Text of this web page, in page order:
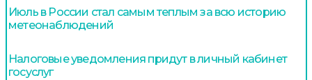
Июль в России стал самым теплым за всю историю
метеонаблюдений
Налоговые уведомления придут в личный кабинет
госуслуг